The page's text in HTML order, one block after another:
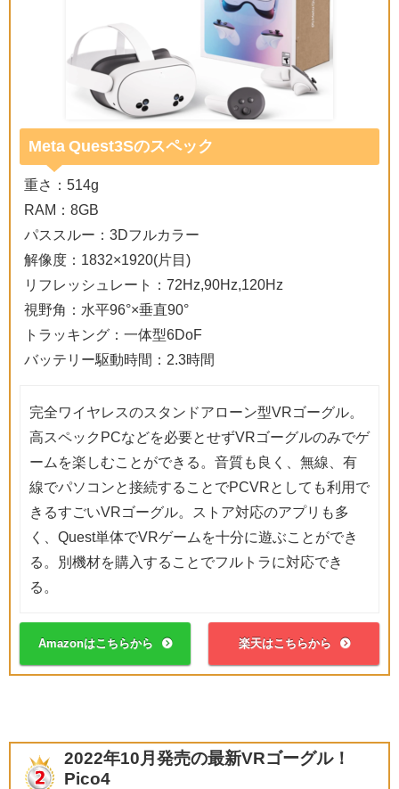
Meta Quest3Sのスペック
重さ：514g
RAM：8GB
パススルー：3Dフルカラー
解像度：1832×1920(片目)
リフレッシュレート：72Hz,90Hz,120Hz
視野角：水平96°×垂直90°
トラッキング：一体型6DoF
バッテリー駆動時間：2.3時間
完全ワイヤレスのスタンドアローン型VRゴーグル。
高スペックPCなどを必要とせずVRゴーグルのみでゲ
ームを楽しむことができる。音質も良く、無線、有
線でパソコンと接続することでPCVRとしても利用で
きるすごいVRゴーグル。ストア対応のアプリも多
く、Quest単体でVRゲームを十分に遊ぶことができ
る。別機材を購入することでフルトラに対応でき
る。
Amazonはこちらから 楽天はこちらから
2022年10月発売の最新VRゴーグル！
Pico4